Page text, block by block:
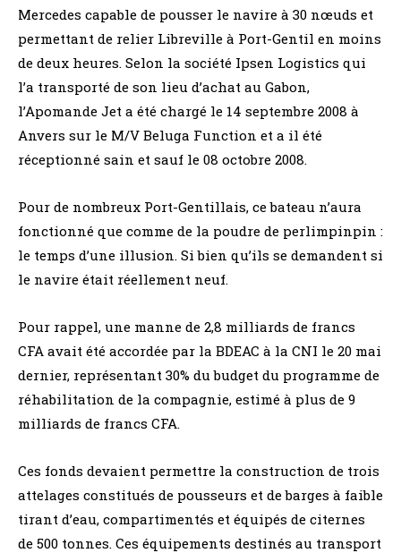
Mercedes capable de pousser le navire à 30 nœuds et
permettant de relier Libreville à Port-Gentil en moins
de deux heures. Selon la société Ipsen Logistics qui
l’a transporté de son lieu d’achat au Gabon,
l’Apomande Jet a été chargé le 14 septembre 2008 à
Anvers sur le M/V Beluga Function et a il été
réceptionné sain et sauf le 08 octobre 2008.
Pour de nombreux Port-Gentillais, ce bateau n’aura
fonctionné que comme de la poudre de perlimpinpin :
le temps d’une illusion. Si bien qu’ils se demandent si
le navire était réellement neuf.
Pour rappel, une manne de 2,8 milliards de francs
CFA avait été accordée par la BDEAC à la CNI le 20 mai
dernier, représentant 30% du budget du programme de
réhabilitation de la compagnie, estimé à plus de 9
milliards de francs CFA.
Ces fonds devaient permettre la construction de trois
attelages constitués de pousseurs et de barges à faible
tirant d’eau, compartimentés et équipés de citernes
de 500 tonnes. Ces équipements destinés au transport